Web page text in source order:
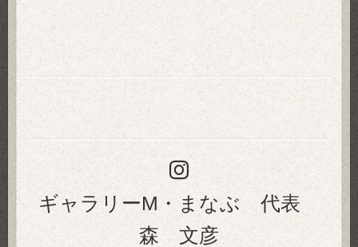
ギャラリーM・まなぶ 代表
森 文彦